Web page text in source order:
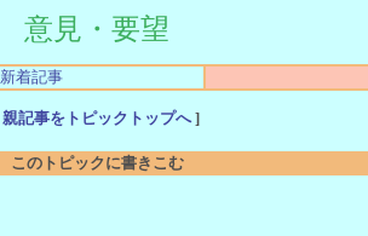
意見・要望
新着記事
親記事をトピックトップへ]
このトピックに書きこむ